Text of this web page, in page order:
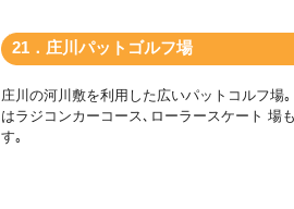
21．庄川パットゴルフ場
庄川の河川敷を利用した広いパットコルフ場
はラジコンカーコース､ローラースケート 場
す｡